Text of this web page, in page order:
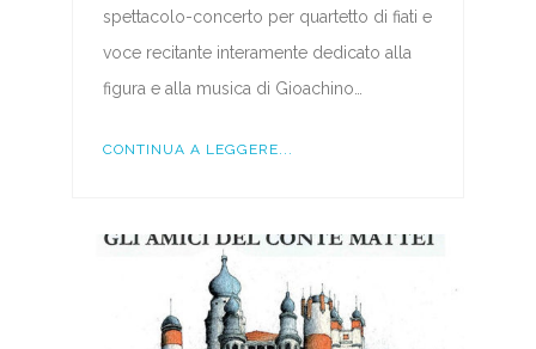
spettacolo-concerto per quartetto di fiati e
voce recitante interamente dedicato alla
figura e alla musica di Gioachino…
CONTINUA A LEGGERE...